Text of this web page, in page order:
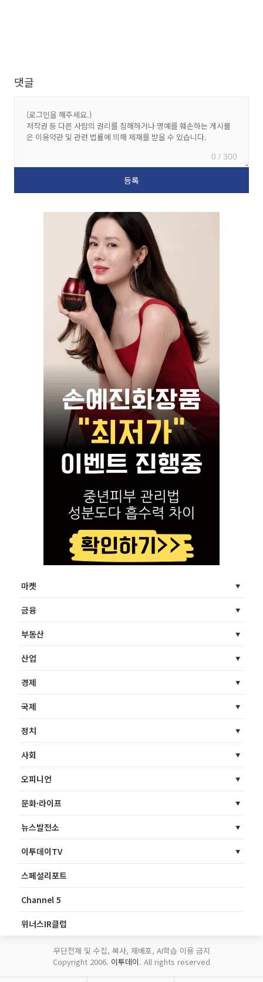
댓글
0 / 300
마켓
금융
부동산
산업
경제
국제
정치
사회
오피니언
문화·라이프
뉴스발전소
이투데이TV
스페셜리포트
Channel 5
위너스IR클럽
무단전재 및 수집, 복사, 재배포, AI학습 이용 금지
Copyright 2006. 이투데이. All rights reserved